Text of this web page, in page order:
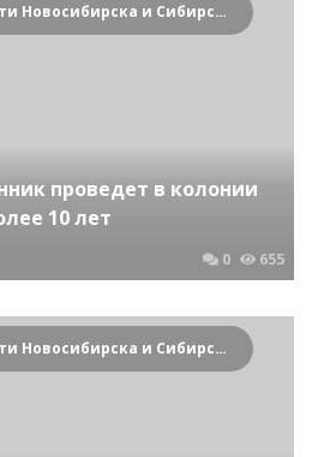
Криминальные новости Новосибирска и Сибирского региона
проведет в колонии
10 лет
0 655
Криминальные новости Новосибирска и Сибирского региона